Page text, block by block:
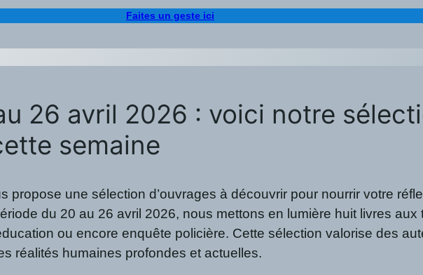
Faites un geste ici
26 avril 2026 : voici notre
semaine
propose une sélection d’ouvrages à découvrir pour nourrir votre
du 20 au 26 avril 2026, nous mettons en lumière huit livres
ou encore enquête policière. Cette sélection valorise des
réalités humaines profondes et actuelles.